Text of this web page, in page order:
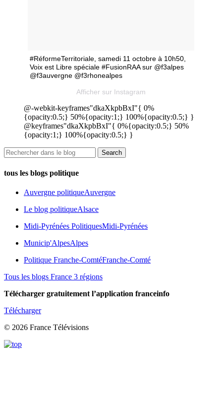
#RéformeTerritoriale, samedi 11 octobre à 10h50,
Voix est Libre spéciale #FusionRAA sur @f3alpes
@f3auvergne @f3rhonealpes
Afficher sur Instagram
@-webkit-keyframes"dkaXkpbBxI"{ 0%
{opacity:0.5;} 50%{opacity:1;} 100%{opacity:0.5;} }
@keyframes"dkaXkpbBxI"{ 0%{opacity:0.5;} 50%
{opacity:1;} 100%{opacity:0.5;} }
tous les blogs politique
Auvergne politiqueAuvergne
Le blog politiqueAlsace
Midi-Pyrénées PolitiquesMidi-Pyrénées
Municip'AlpesAlpes
Politique Franche-ComtéFranche-Comté
Tous les blogs France 3 régions
Télécharger gratuitement l’application franceinfo
Télécharger
© 2026 France Télévisions